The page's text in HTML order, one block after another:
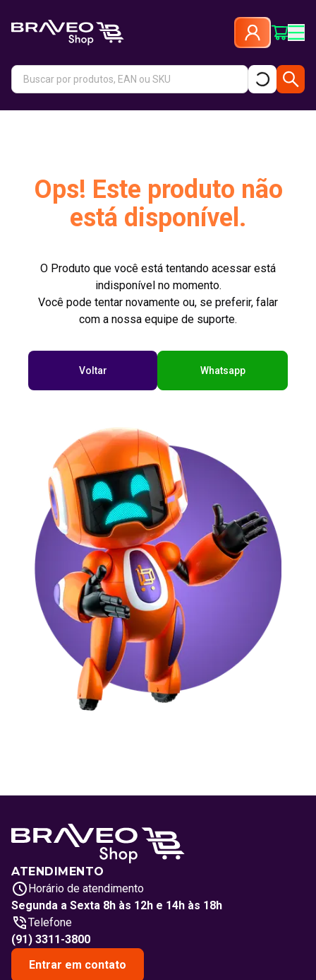
Ops! Este produto não
está disponível.
O Produto que você está tentando acessar está
indisponível no momento.
Você pode tentar novamente ou, se preferir, falar
com a nossa equipe de suporte.
Voltar Whatsapp
ATENDIMENTO
Horário de atendimento
Segunda a Sexta 8h às 12h e 14h às 18h
Telefone
(91) 3311-3800
Entrar em contato